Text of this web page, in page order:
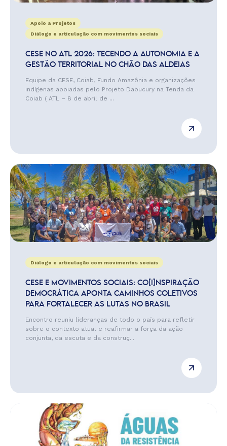
Apoio a Projetos
Diálogo e articulação com movimentos sociais
CESE NO ATL 2026: TECENDO A AUTONOMIA E A
GESTÃO TERRITORIAL NO CHÃO DAS ALDEIAS
Equipe da CESE, Coiab, Fundo Amazônia e organizações
indígenas apoiadas pelo Projeto Dabucury na Tenda da
Coiab ( ATL – 8 de abril de ...
Diálogo e articulação com movimentos sociais
CESE E MOVIMENTOS SOCIAIS: CO[I]NSPIRAÇÃO
DEMOCRÁTICA APONTA CAMINHOS COLETIVOS
PARA FORTALECER AS LUTAS NO BRASIL
Encontro reuniu lideranças de todo o país para refletir
sobre o contexto atual e reafirmar a força da ação
conjunta, da escuta e da construç...